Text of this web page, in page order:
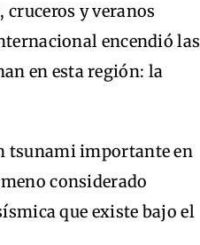
cruceros y veranos
encendió las
en esta región: la
tsunami importante en
considerado
que existe bajo el